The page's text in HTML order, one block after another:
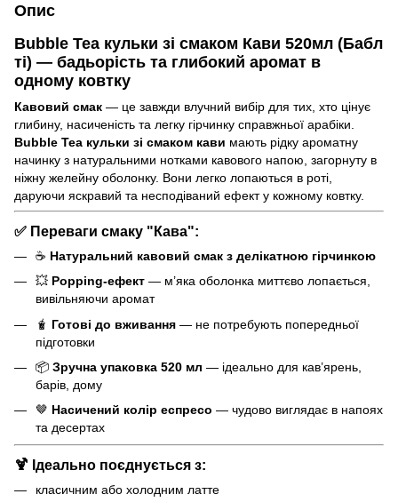
Опис
Bubble Tea кульки зі смаком Кави 520мл (Бабл
ті) — бадьорість та глибокий аромат в
одному ковтку
Кавовий смак — це завжди влучний вибір для тих, хто цінує
глибину, насиченість та легку гірчинку справжньої арабіки.
Bubble Tea кульки зі смаком кави мають рідку ароматну
начинку з натуральними нотками кавового напою, загорнуту в
ніжну желейну оболонку. Вони легко лопаються в роті,
даруючи яскравий та несподіваний ефект у кожному ковтку.
✅ Переваги смаку "Кава":
☕ Натуральний кавовий смак з делікатною гірчинкою
💥 Popping-ефект — м’яка оболонка миттєво лопається,
вивільняючи аромат
🧋 Готові до вживання — не потребують попередньої
підготовки
📦 Зручна упаковка 520 мл — ідеально для кав’ярень,
барів, дому
🤎 Насичений колір еспресо — чудово виглядає в напоях
та десертах
🍹 Ідеально поєднується з:
класичним або холодним латте